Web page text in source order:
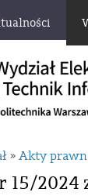
» Akty
15/